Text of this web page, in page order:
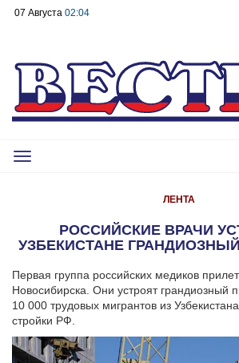
07 Августа 02:04
Toggle
ЛЕНТА
РОССИЙСКИЕ ВРАЧИ
УЗБЕКИСТАНЕ
Первая группа российских медиков
Новосибирска. Они устроят грандиозный
10 000 трудовых мигрантов из
стройки РФ.